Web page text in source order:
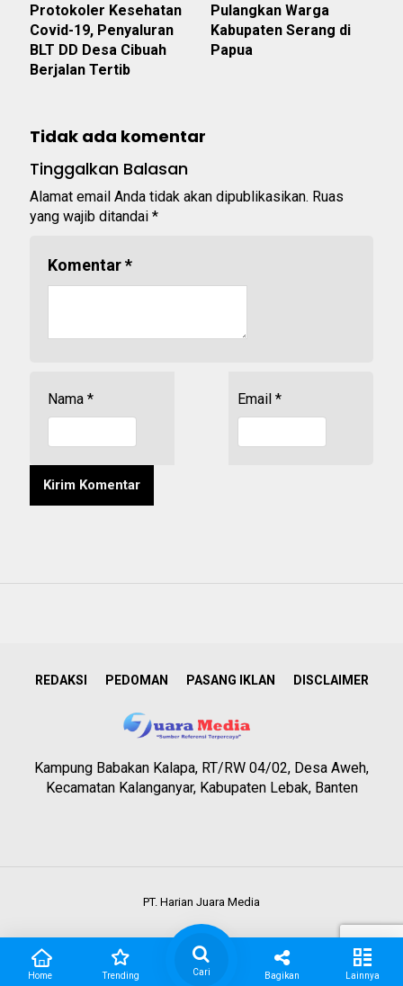
Protokoler Kesehatan
Covid-19, Penyaluran
BLT DD Desa Cibuah
Berjalan Tertib
Pulangkan Warga
Kabupaten Serang di
Papua
Tidak ada komentar
Tinggalkan Balasan
Alamat email Anda tidak akan dipublikasikan. Ruas
yang wajib ditandai *
Komentar*
Nama * Email *
REDAKSI PEDOMAN PASANG IKLAN DISCLAIMER
Kampung Babakan Kalapa, RT/RW 04/02, Desa Aweh,
Kecamatan Kalanganyar, Kabupaten Lebak, Banten
PT. Harian Juara Media
Home Trending Cari Bagikan Lainnya